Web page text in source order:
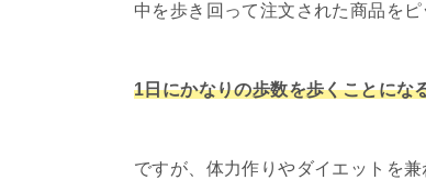
中を歩き回って注文された商品をピ
1日にかなりの歩数を歩くことにな
ですが、体力作りやダイエットを